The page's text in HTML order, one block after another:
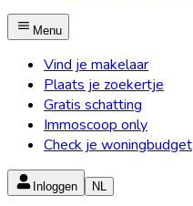
Menu
Vind je makelaar
Plaats je zoekertje
Gratis schatting
Immoscoop only
Check je woningbudget
Inloggen NL